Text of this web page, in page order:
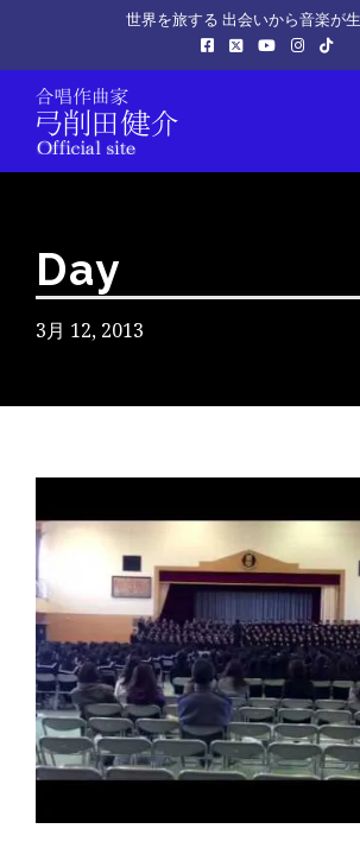
世界を旅する 出会いから音楽が
Day
3月 12, 2013